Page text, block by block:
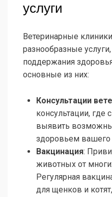
услуги
Ветеринарные
разнообразные
поддержания
основные из них:
Консультации
консультации, где
выявить
здоровьем вашего
Вакцинация:
животных от
Регулярная
для щенков и